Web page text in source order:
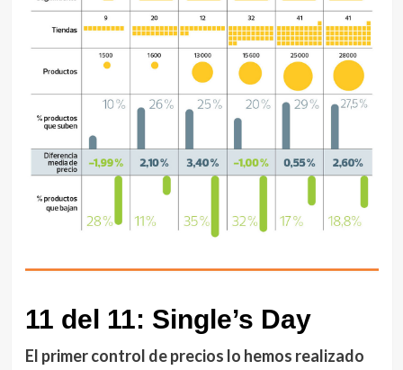
11 del 11: Single’s Day
El primer control de precios lo hemos realizado